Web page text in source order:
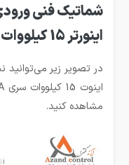
شماتیک فنی
اینورتر 15 کیلووات سه فاز GD200A
در تصویر زیر می‌توانید
مشاهده کنید.